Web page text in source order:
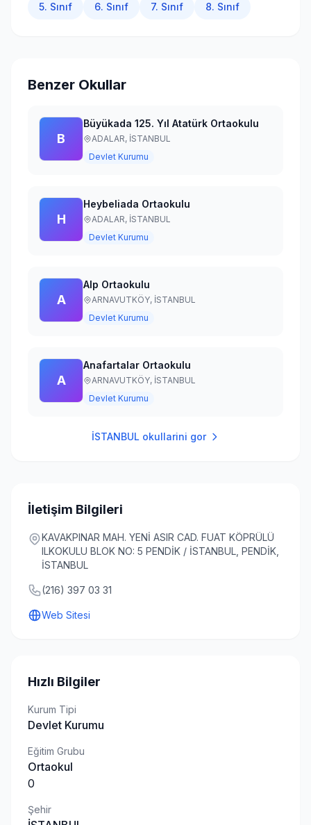
5. Sınıf 6. Sınıf 7. Sınıf 8. Sınıf
Benzer Okullar
B
Büyükada 125. Yıl Atatürk Ortaokulu
ADALAR, İSTANBUL
Devlet Kurumu
H
Heybeliada Ortaokulu
ADALAR, İSTANBUL
Devlet Kurumu
A
Alp Ortaokulu
ARNAVUTKÖY, İSTANBUL
Devlet Kurumu
A
Anafartalar Ortaokulu
ARNAVUTKÖY, İSTANBUL
Devlet Kurumu
İSTANBUL okullarini gor
İletişim Bilgileri
KAVAKPINAR MAH. YENİ ASIR CAD. FUAT KÖPRÜLÜ
ILKOKULU BLOK NO: 5 PENDİK / İSTANBUL, PENDİK,
İSTANBUL
(216) 397 03 31
Web Sitesi
Hızlı Bilgiler
Kurum Tipi
Devlet Kurumu
Eğitim Grubu
Ortaokul
0
Şehir